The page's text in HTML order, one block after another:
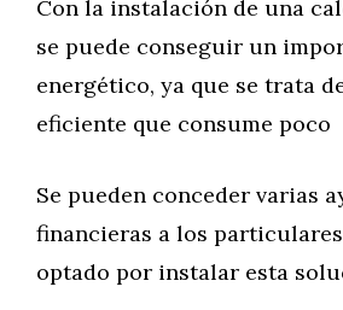
Con la instalación de una
se puede conseguir un
energético, ya que se trata
eficiente que consume poco
Se pueden conceder varias
financieras a los
optado por instalar esta